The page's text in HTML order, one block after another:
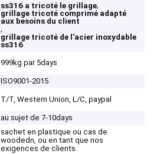
ss316 a tricoté le grillage,
grillage tricoté comprimé adapté
aux besoins du client
,
grillage tricoté de l'acier inoxydable
ss316
999kg par 5days
ISO9001-2015
T/T, Western Union, L/C, paypal
au sujet de 7-10days
sachet en plastique ou cas de
woodedn, ou en tant que nos
exigences de clients